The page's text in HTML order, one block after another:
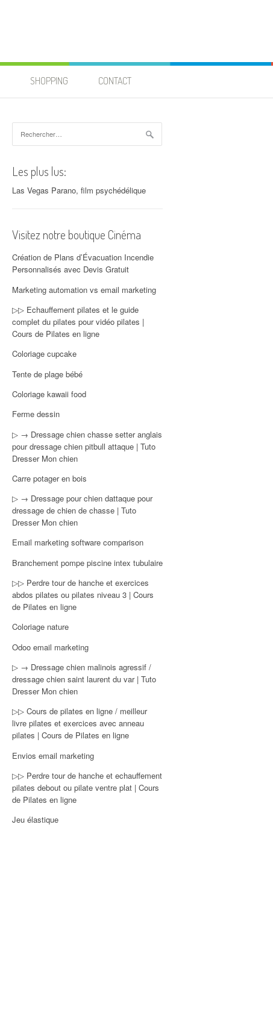
SHOPPING CONTACT
Les plus lus:
Las Vegas Parano, film psychédélique
Visitez notre boutique Cinéma
Création de Plans d’Évacuation Incendie
Personnalisés avec Devis Gratuit
Marketing automation vs email marketing
▷▷ Echauffement pilates et le guide
complet du pilates pour vidéo pilates |
Cours de Pilates en ligne
Coloriage cupcake
Tente de plage bébé
Coloriage kawaii food
Ferme dessin
▷ → Dressage chien chasse setter anglais
pour dressage chien pitbull attaque | Tuto
Dresser Mon chien
Carre potager en bois
▷ → Dressage pour chien dattaque pour
dressage de chien de chasse | Tuto
Dresser Mon chien
Email marketing software comparison
Branchement pompe piscine intex tubulaire
▷▷ Perdre tour de hanche et exercices
abdos pilates ou pilates niveau 3 | Cours
de Pilates en ligne
Coloriage nature
Odoo email marketing
▷ → Dressage chien malinois agressif /
dressage chien saint laurent du var | Tuto
Dresser Mon chien
▷▷ Cours de pilates en ligne / meilleur
livre pilates et exercices avec anneau
pilates | Cours de Pilates en ligne
Envios email marketing
▷▷ Perdre tour de hanche et echauffement
pilates debout ou pilate ventre plat | Cours
de Pilates en ligne
Jeu élastique